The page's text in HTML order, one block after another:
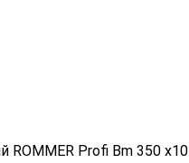
ROMMER Profi Bm 350 x10